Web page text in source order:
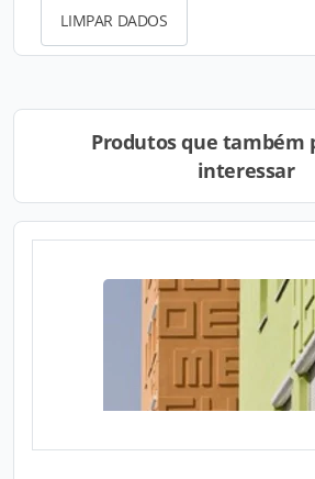
LIMPAR DADOS
Produtos que também
interessar